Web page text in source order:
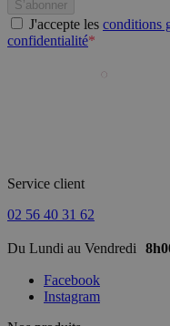
J'accepte les conditions
confidentialité*
Service client
02 56 40 31 62
Du Lundi au Vendredi
Facebook
Instagram